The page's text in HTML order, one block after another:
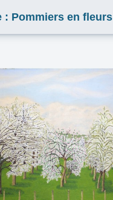
: Pommiers en fleurs